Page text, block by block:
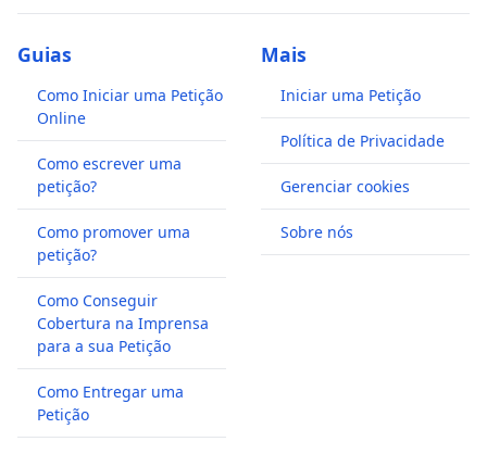
Guias
Como Iniciar uma Petição
Online
Como escrever uma
petição?
Como promover uma
petição?
Como Conseguir
Cobertura na Imprensa
para a sua Petição
Como Entregar uma
Petição
Mais
Iniciar uma Petição
Política de Privacidade
Gerenciar cookies
Sobre nós